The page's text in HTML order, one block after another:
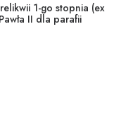
1-go stopnia (ex
II dla parafii